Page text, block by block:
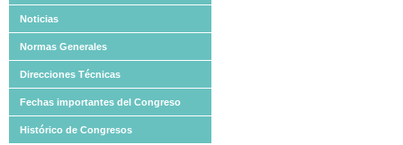
Noticias
Normas Generales
Direcciones Técnicas
Fechas importantes del Congreso
Histórico de Congresos